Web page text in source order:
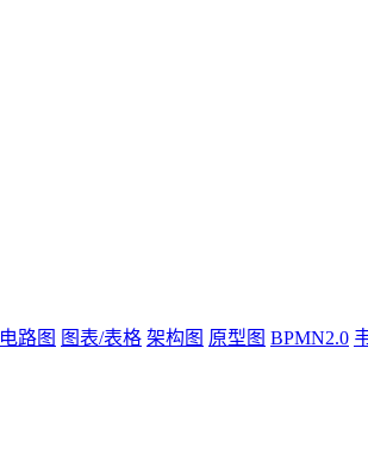
电路图 图表/表格 架构图 原型图 BPMN2.0